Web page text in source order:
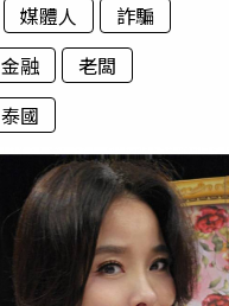
媒體人
詐騙
金融
老闆
泰國